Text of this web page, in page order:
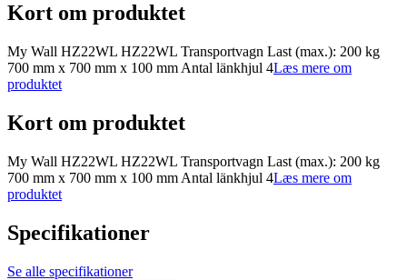
Kort om produktet
My Wall HZ22WL HZ22WL Transportvagn Last (max.): 200 kg
700 mm x 700 mm x 100 mm Antal länkhjul 4Læs mere om
produktet
Kort om produktet
My Wall HZ22WL HZ22WL Transportvagn Last (max.): 200 kg
700 mm x 700 mm x 100 mm Antal länkhjul 4Læs mere om
produktet
Specifikationer
Se alle specifikationer